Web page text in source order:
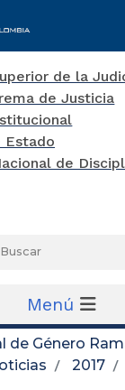
Menú
de Género
2017